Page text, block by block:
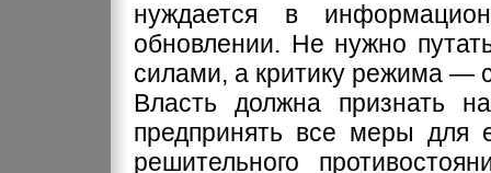
нуждается в
обновлении. Не нужно
силами, а критику режима —
Власть должна признать
предпринять все меры для
решительного